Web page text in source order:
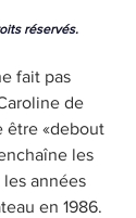
réservés.
fait pas
de
être «debout
les
années
en 1986.